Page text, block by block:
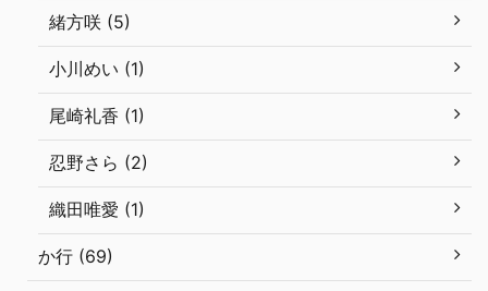
緒方咲 (5)
小川めい (1)
尾崎礼香 (1)
忍野さら (2)
織田唯愛 (1)
か行 (69)